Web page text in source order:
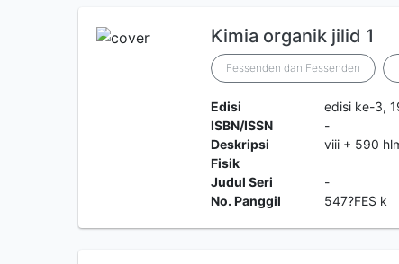
Kimia organik jilid 1
Fessenden dan Fessenden
Edisi
edisi ke-3,
ISBN/ISSN
-
Deskripsi
Fisik
viii + 590
Judul Seri
-
No. Panggil
547?FES k